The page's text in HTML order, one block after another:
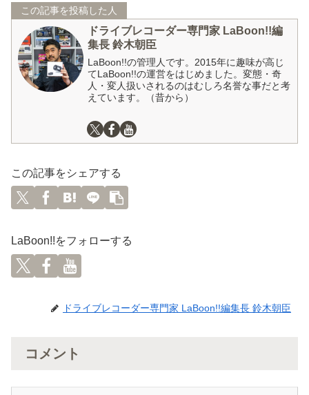
この記事を投稿した人
ドライブレコーダー専門家 LaBoon!!編
集長 鈴木朝臣
LaBoon!!の管理人です。2015年に趣味が高じ
てLaBoon!!の運営をはじめました。変態・奇
人・変人扱いされるのはむしろ名誉な事だと考
えています。（昔から）
この記事をシェアする
LaBoon!!をフォローする
ドライブレコーダー専門家 LaBoon!!編集長 鈴木朝臣
コメント